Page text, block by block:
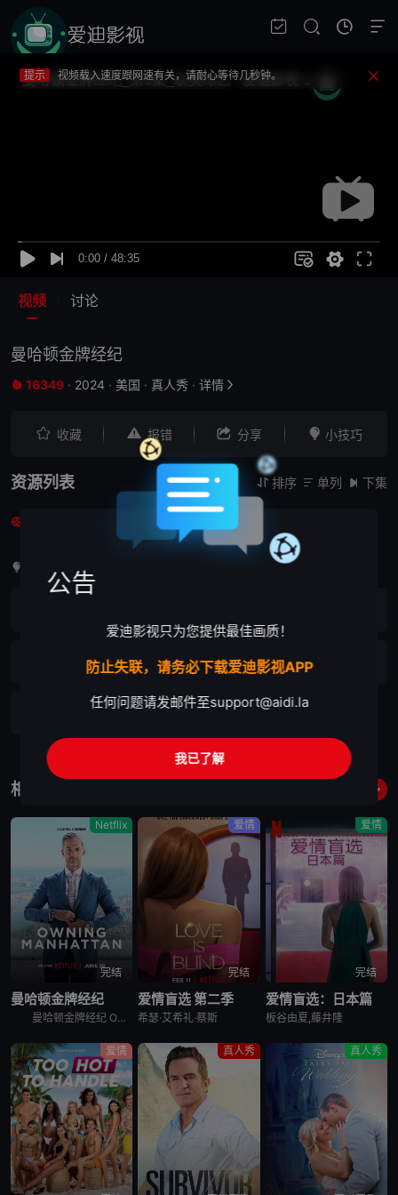
提示
如果无法播放请重新刷新页面，或者切换线路。
提示
视频载入速度跟网速有关，请耐心等待几秒钟。
提示
不要轻易相信视频中的广告，谨防上当受骗!
视频 讨论
曼哈顿金牌经纪
 16349 · 2024 · 美国 · 真人秀 · 详情 
 收藏  报错  分享  小技巧
资源列表  排序  单列  下集
 8
首集免费，其余剧集需VIP观看
VIP 第5集 VIP 第6集
第8集
相关作品 更多
Netflix
完结
曼哈顿金牌经纪
曼哈顿金牌经纪 Owning Manhattan是2024年美国真人秀。《曼哈顿金牌经纪》讲述的是：房地产大亨莱恩·斯汉特经营着纽约最大的地产公司之一，他一面处理最昂贵的房源，一面激励经纪人们追求
爱情
完结
爱情盲选 第二季
希瑟·艾希礼·蔡斯
爱情
完结
爱情盲选：日本篇
板谷由夏,藤井隆
爱情 真人秀 真人秀
公告
爱迪影视只为您提供最佳画质！
防止失联，请务必下载爱迪影视APP
任何问题请发邮件至support@aidi.la
我已了解